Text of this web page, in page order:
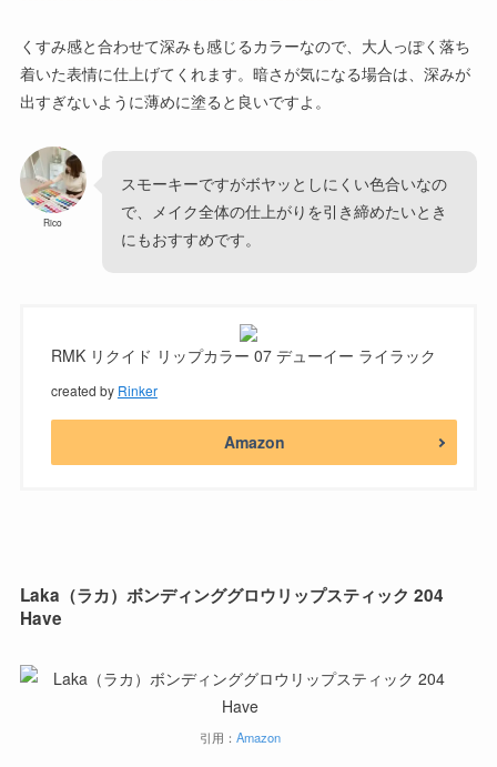
くすみ感と合わせて深みも感じるカラーなので、大人っぽく落ち
着いた表情に仕上げてくれます。暗さが気になる場合は、深みが
出すぎないように薄めに塗ると良いですよ。
Rico
スモーキーですがボヤッとしにくい色合いなの
で、メイク全体の仕上がりを引き締めたいとき
にもおすすめです。
RMK リクイド リップカラー 07 デューイー ライラック
created by Rinker
Amazon
Laka（ラカ）ボンディンググロウリップスティック 204
Have
引用：Amazon